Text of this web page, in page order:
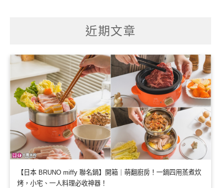
近期文章
【日本 BRUNO miffy 聯名鍋】開箱｜萌翻廚房！一鍋四用蒸煮炊
烤，小宅、一人料理必收神器！